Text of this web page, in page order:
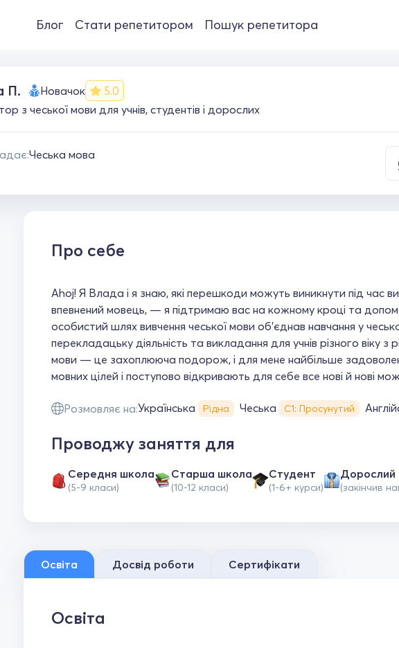
Блог Стати репетитором Пошук репетитора
П. Новачок
5.0
з чеської мови для учнів, студентів і дорослих
Чеська мова
Про себе
Ahoj! Я Влада і я знаю, які перешкоди можуть виникнути під час
впевнений мовець, — я підтримаю вас на кожному кроці та
особистий шлях вивчення чеської мови об'єднав навчання у
перекладацьку діяльність та викладання для учнів різного віку
мови — це захоплююча подорож, і для мене найбільше
мовних цілей і поступово відкривають для себе все нові й нові
Розмовляє на:Українська Рідна Чеська С1: Просунутий
Проводжу заняття для
Середня школа
(5-9 класи)
Старша школа
(10-12 класи)
Студент
(1-6+ курси)
Дорослий
(закінчив
Освіта Досвід роботи Сертифікати
Освіта